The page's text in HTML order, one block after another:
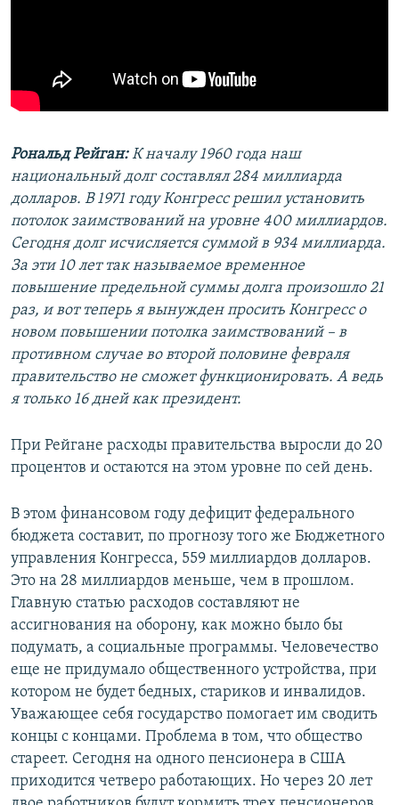
Рональд Рейган:К началу 1960 года наш
национальный долг составлял 284 миллиарда
долларов. В 1971 году Конгресс решил установить
потолок заимствований на уровне 400 миллиардов.
Сегодня долг исчисляется суммой в 934 миллиарда.
За эти 10 лет так называемое временное
повышение предельной суммы долга произошло 21
раз, и вот теперь я вынужден просить Конгресс о
новом повышении потолка заимствований – в
противном случае во второй половине февраля
правительство не сможет функционировать. А ведь
я только 16 дней как президент.
При Рейгане расходы правительства выросли до 20
процентов и остаются на этом уровне по сей день.
В этом финансовом году дефицит федерального
бюджета составит, по прогнозу того же Бюджетного
управления Конгресса, 559 миллиардов долларов.
Это на 28 миллиардов меньше, чем в прошлом.
Главную статью расходов составляют не
ассигнования на оборону, как можно было бы
подумать, а социальные программы. Человечество
еще не придумало общественного устройства, при
котором не будет бедных, стариков и инвалидов.
Уважающее себя государство помогает им сводить
концы с концами. Проблема в том, что общество
стареет. Сегодня на одного пенсионера в США
приходится четверо работающих. Но через 20 лет